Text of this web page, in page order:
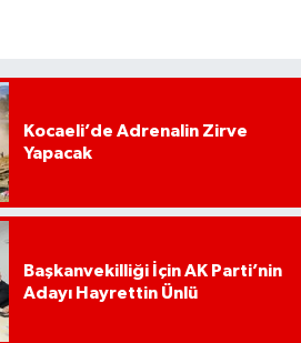
Kocaeli’de Adrenalin Zirve
Yapacak
Başkanvekilliği İçin AK Parti’nin
Adayı Hayrettin Ünlü